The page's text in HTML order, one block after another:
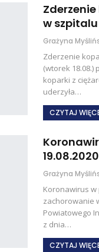
w szpitalu
Zderzenie
(wtorek 18.08.)
koparki z
uderzyła…
CZYTAJ
Koronawirus w
zachorowanie
Powiatowego
z dnia…
CZYTAJ